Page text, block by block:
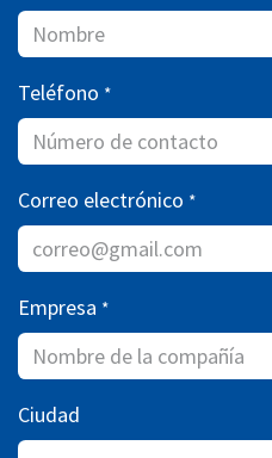
Teléfono *
Correo electrónico *
Empresa *
Ciudad